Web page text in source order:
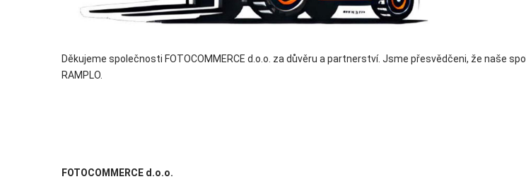
Děkujeme společnosti FOTOCOMMERCE d.o.o. za důvěru a partnerství. Jsme přesvědčeni, že naše
RAMPLO.
FOTOCOMMERCE d.o.o.